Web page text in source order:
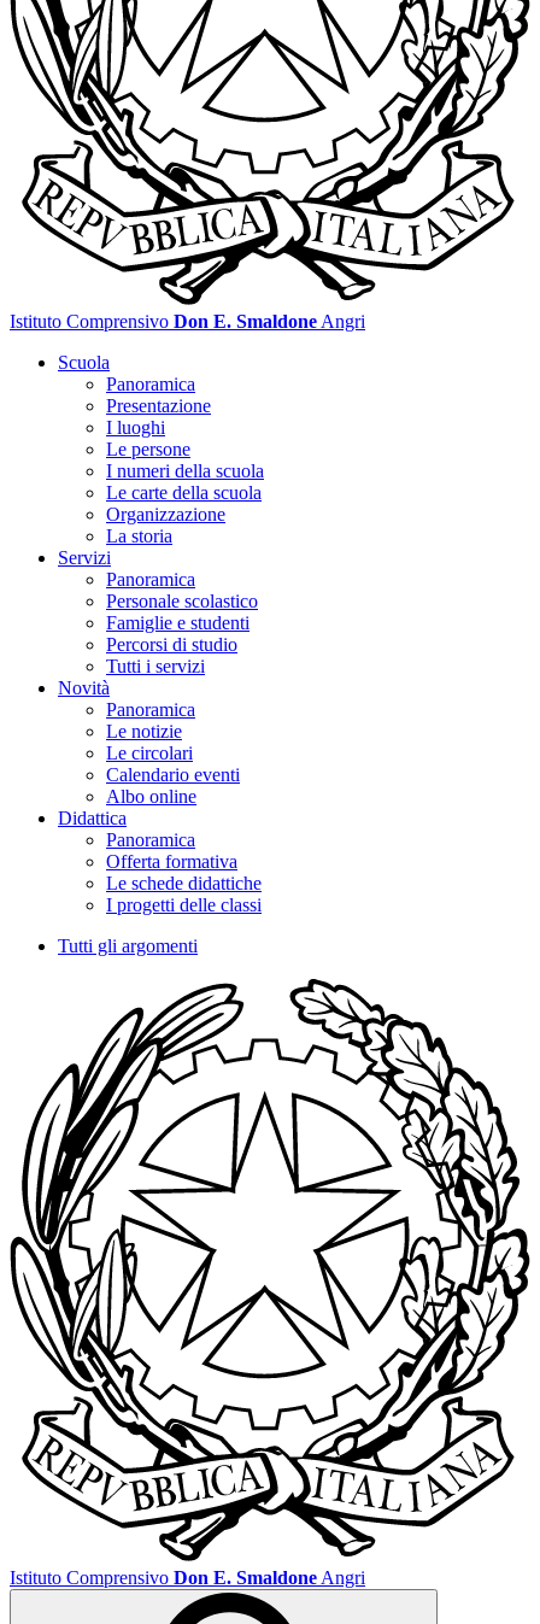
Istituto Comprensivo Don E. Smaldone Angri
Scuola
Panoramica
Presentazione
I luoghi
Le persone
I numeri della scuola
Le carte della scuola
Organizzazione
La storia
Servizi
Panoramica
Personale scolastico
Famiglie e studenti
Percorsi di studio
Tutti i servizi
Novità
Panoramica
Le notizie
Le circolari
Calendario eventi
Albo online
Didattica
Panoramica
Offerta formativa
Le schede didattiche
I progetti delle classi
Tutti gli argomenti
Istituto Comprensivo Don E. Smaldone Angri